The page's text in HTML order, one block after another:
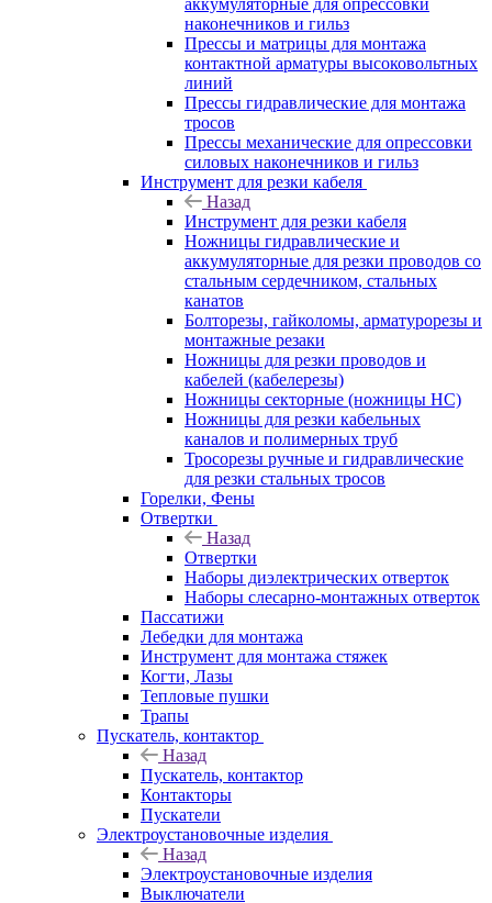
аккумуляторные для опрессовки
наконечников и гильз
Прессы и матрицы для монтажа
контактной арматуры высоковольтных
линий
Прессы гидравлические для монтажа
тросов
Прессы механические для опрессовки
силовых наконечников и гильз
Инструмент для резки кабеля
Назад
Инструмент для резки кабеля
Ножницы гидравлические и
аккумуляторные для резки проводов со
стальным сердечником, стальных
канатов
Болторезы, гайколомы, арматурорезы и
монтажные резаки
Ножницы для резки проводов и
кабелей (кабелерезы)
Ножницы секторные (ножницы НС)
Ножницы для резки кабельных
каналов и полимерных труб
Тросорезы ручные и гидравлические
для резки стальных тросов
Горелки, Фены
Отвертки
Назад
Отвертки
Наборы диэлектрических отверток
Наборы слесарно-монтажных отверток
Пассатижи
Лебедки для монтажа
Инструмент для монтажа стяжек
Когти, Лазы
Тепловые пушки
Трапы
Пускатель, контактор
Назад
Пускатель, контактор
Контакторы
Пускатели
Электроустановочные изделия
Назад
Электроустановочные изделия
Выключатели